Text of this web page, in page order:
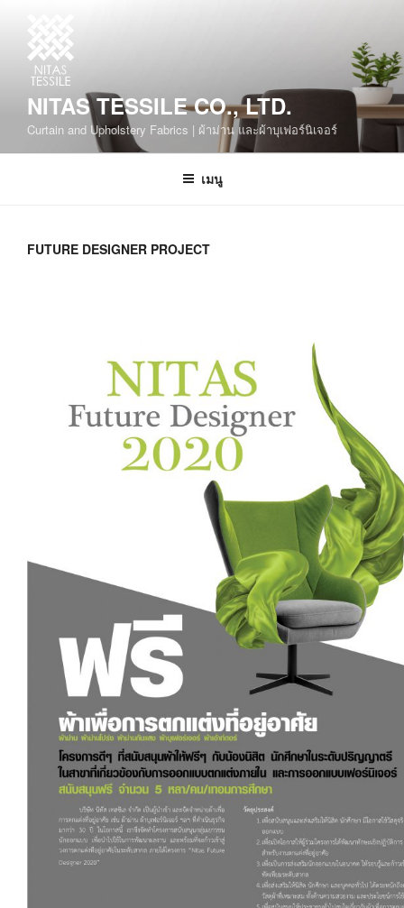
NITAS TESSILE CO., LTD.
Curtain and Upholstery Fabrics | ผ้าม่าน และผ้าบุเฟอร์นิเจอร์
เมนู
FUTURE DESIGNER PROJECT